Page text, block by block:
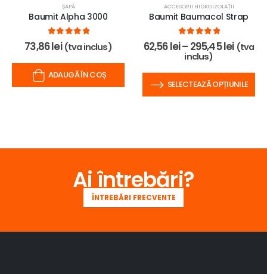
ȘAPĂ
Baumit Alpha 3000
0out of 5
73,86lei (tva inclus)
ADAUGĂ ÎN COȘ
ACCESORII HIDROIZOLAȚII
Baumit Baumacol Strap
0 out of 5
62,56lei– 295,45lei (tva
inclus)
SELECTEAZĂ OPȚIUNILE
Ai întrebări?
ÎNTREBĂRI FRECVENTE